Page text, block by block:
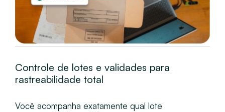
Controle de lotes e validades para
rastreabilidade total
Você acompanha exatamente qual lote